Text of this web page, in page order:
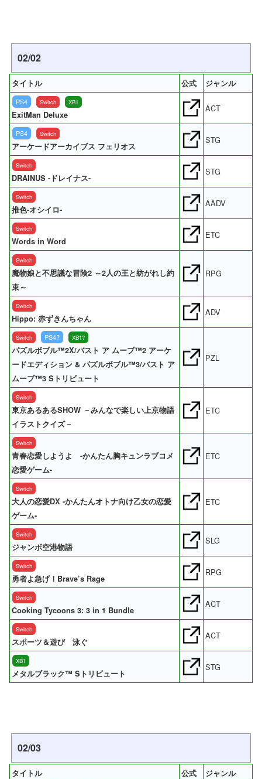
02/02
タイトル 公式 ジャンル
PS4 Switch XB1
ExitMan Deluxe
ACT
PS4 Switch
アーケードアーカイブス フェリオス
STG
Switch
DRAINUS -ドレイナス-
STG
Switch
推色-オシイロ-
AADV
Switch
Words in Word
ETC
Switch
魔物娘と不思議な冒険2 ～2人の王と紡がれし約
束～
RPG
Switch
Hippo: 赤ずきんちゃん
ADV
Switch PS4? XB1?
パズルボブル™2X/バスト ア ムーブ™2 アーケ
ードエディション & パズルボブル™3/バスト ア
ムーブ™3 Sトリビュート
PZL
Switch
東京あるあるSHOW －みんなで楽しい上京物語
イラストクイズ－
ETC
Switch
青春恋愛しようよ -かんたん胸キュンラブコメ
恋愛ゲーム-
ETC
Switch
大人の恋愛DX -かんたんオトナ向け乙女の恋愛
ゲーム-
ETC
Switch
ジャンボ空港物語
SLG
Switch
勇者よ急げ！Brave’s Rage
RPG
Switch
Cooking Tycoons 3: 3 in 1 Bundle
ACT
Switch
スポーツ＆遊び 泳ぐ
ACT
XB1
メタルブラック™ Sトリビュート
STG
02/03
タイトル 公式 ジャンル